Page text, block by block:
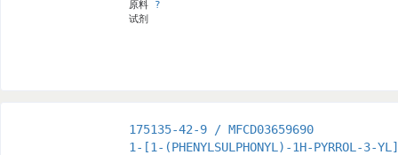
原料 ?
试剂
175135-42-9 / MFCD03659690
1-[1-(PHENYLSULPHONYL)-1H-PYRROL-3-